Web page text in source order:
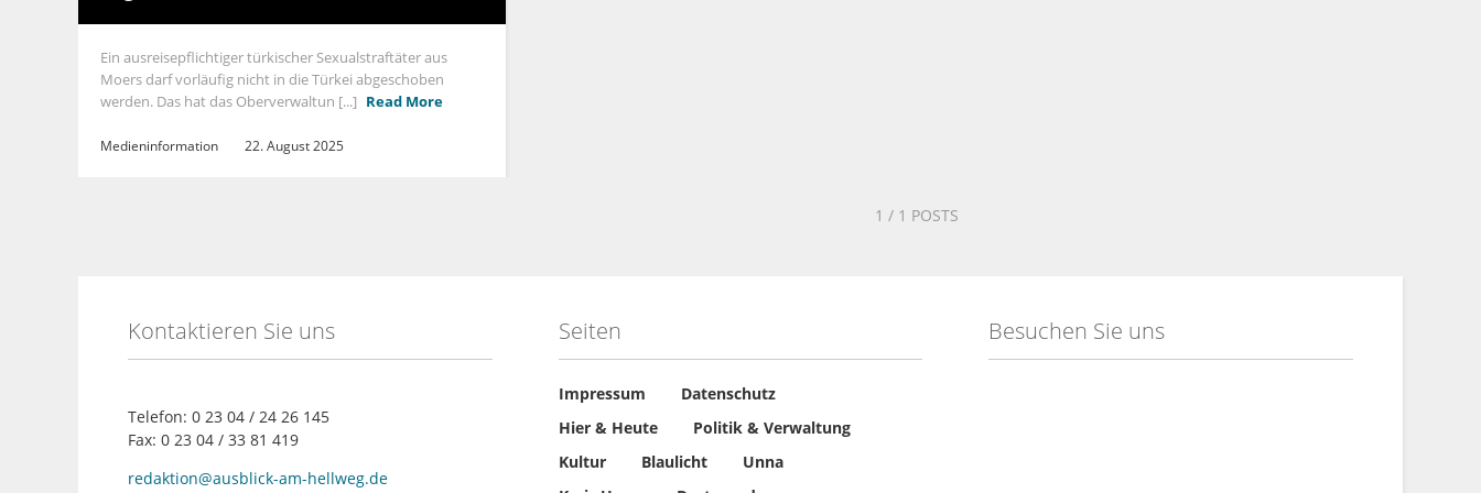
Ein ausreisepflichtiger türkischer Sexualstraftäter aus
Moers darf vorläufig nicht in die Türkei abgeschoben
werden. Das hat das Oberverwaltun [...] Read More
Medieninformation 22. August 2025
1 / 1 POSTS
Kontaktieren Sie uns
Telefon: 0 23 04 / 24 26 145
Fax: 0 23 04 / 33 81 419
redaktion@ausblick-am-hellweg.de
Seiten
Impressum
Datenschutz
Hier & Heute
Politik & Verwaltung
Kultur
Blaulicht
Unna
Besuchen Sie uns